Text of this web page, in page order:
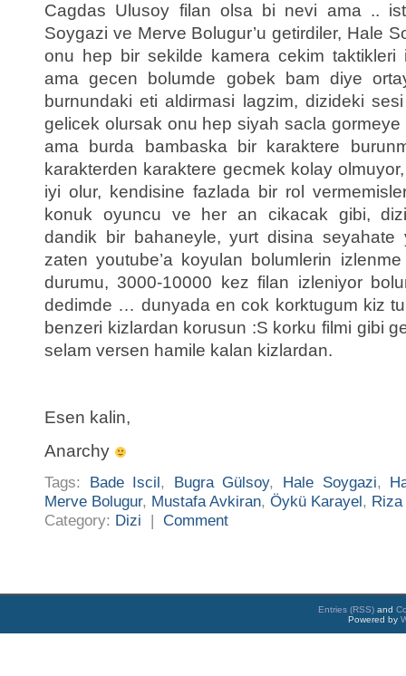
Cagdas Ulusoy filan olsa bi nevi ama ..
Soygazi ve Merve Bolugur’u getirdiler, Hale
onu hep bir sekilde kamera cekim taktikleri
ama gecen bolumde gobek bam diye
burnundaki eti aldirmasi lagzim, dizideki
gelicek olursak onu hep siyah sacla
ama burda bambaska bir karaktere
karakterden karaktere gecmek kolay
iyi olur, kendisine fazlada bir rol
konuk oyuncu ve her an cikacak gibi,
dandik bir bahaneyle, yurt disina seyahate
zaten youtube’a koyulan bolumlerin
durumu, 3000-10000 kez filan izleniyor
dedimde … dunyada en cok korktugum kiz
benzeri kizlardan korusun :S korku filmi gibi
selam versen hamile kalan kizlardan.
Esen kalin,
Anarchy
Tags: Bade Iscil, Bugra Gülsoy, Hale Soygazi,
Merve Bolugur, Mustafa Avkiran, Öykü Karayel,
Category: Dizi | Comment
Entries (RSS) and
Powered by